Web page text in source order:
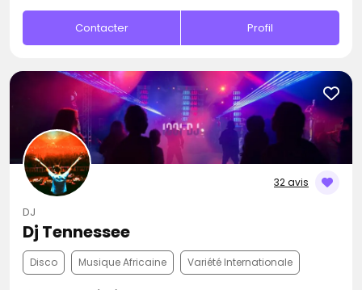
Contacter Profil
32 avis
DJ
Dj Tennessee
Disco Musique Africaine Variété Internationale